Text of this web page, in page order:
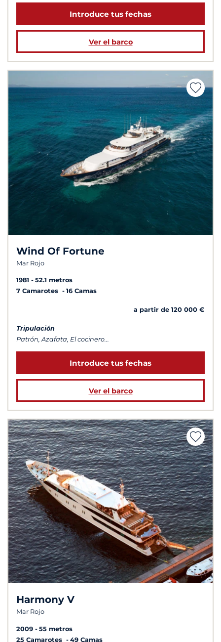
Introduce tus fechas
Ver el barco
Wind Of Fortune
Mar Rojo
1981
52.1 metros
7 Camarotes
16 Camas
a partir de 120 000 €
Tripulación
Patrón, Azafata, El cocinero...
Introduce tus fechas
Ver el barco
Harmony V
Mar Rojo
2009
55 metros
25 Camarotes
49 Camas